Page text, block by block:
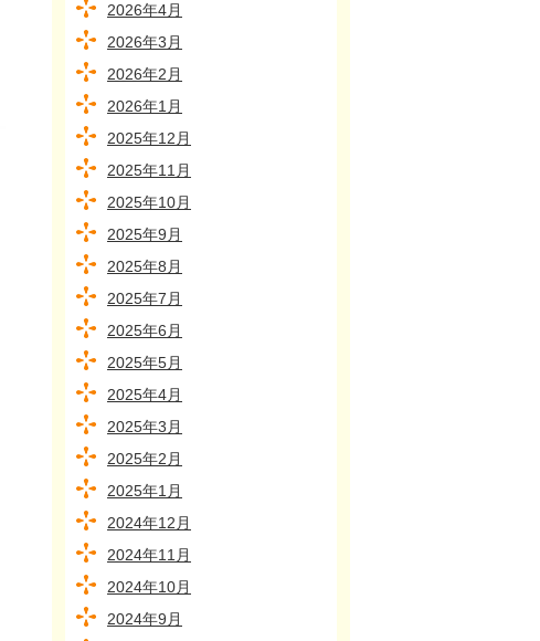
2026年4月
2026年3月
2026年2月
2026年1月
2025年12月
2025年11月
2025年10月
2025年9月
2025年8月
2025年7月
2025年6月
2025年5月
2025年4月
2025年3月
2025年2月
2025年1月
2024年12月
2024年11月
2024年10月
2024年9月